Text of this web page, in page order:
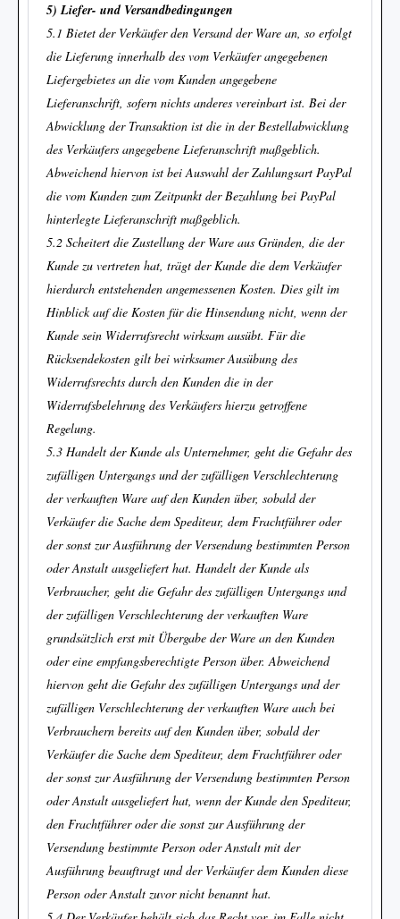
5) Liefer- und Versandbedingungen
5.1 Bietet der Verkäufer den Versand der Ware an, so erfolgt
die Lieferung innerhalb des vom Verkäufer angegebenen
Liefergebietes an die vom Kunden angegebene
Lieferanschrift, sofern nichts anderes vereinbart ist. Bei der
Abwicklung der Transaktion ist die in der Bestellabwicklung
des Verkäufers angegebene Lieferanschrift maßgeblich.
Abweichend hiervon ist bei Auswahl der Zahlungsart PayPal
die vom Kunden zum Zeitpunkt der Bezahlung bei PayPal
hinterlegte Lieferanschrift maßgeblich.
5.2 Scheitert die Zustellung der Ware aus Gründen, die der
Kunde zu vertreten hat, trägt der Kunde die dem Verkäufer
hierdurch entstehenden angemessenen Kosten. Dies gilt im
Hinblick auf die Kosten für die Hinsendung nicht, wenn der
Kunde sein Widerrufsrecht wirksam ausübt. Für die
Rücksendekosten gilt bei wirksamer Ausübung des
Widerrufsrechts durch den Kunden die in der
Widerrufsbelehrung des Verkäufers hierzu getroffene
Regelung.
5.3 Handelt der Kunde als Unternehmer, geht die Gefahr des
zufälligen Untergangs und der zufälligen Verschlechterung
der verkauften Ware auf den Kunden über, sobald der
Verkäufer die Sache dem Spediteur, dem Frachtführer oder
der sonst zur Ausführung der Versendung bestimmten Person
oder Anstalt ausgeliefert hat. Handelt der Kunde als
Verbraucher, geht die Gefahr des zufälligen Untergangs und
der zufälligen Verschlechterung der verkauften Ware
grundsätzlich erst mit Übergabe der Ware an den Kunden
oder eine empfangsberechtigte Person über. Abweichend
hiervon geht die Gefahr des zufälligen Untergangs und der
zufälligen Verschlechterung der verkauften Ware auch bei
Verbrauchern bereits auf den Kunden über, sobald der
Verkäufer die Sache dem Spediteur, dem Frachtführer oder
der sonst zur Ausführung der Versendung bestimmten Person
oder Anstalt ausgeliefert hat, wenn der Kunde den Spediteur,
den Frachtführer oder die sonst zur Ausführung der
Versendung bestimmte Person oder Anstalt mit der
Ausführung beauftragt und der Verkäufer dem Kunden diese
Person oder Anstalt zuvor nicht benannt hat.